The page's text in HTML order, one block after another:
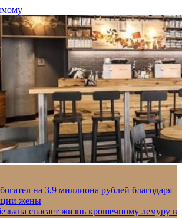
на 3,9 миллиона рублей благодаря
жены
спасает жизнь крошечному лемуру в